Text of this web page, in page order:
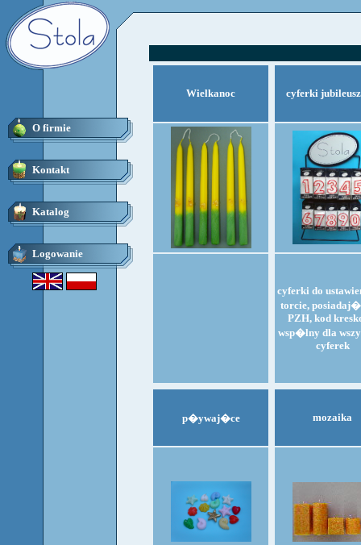
O firmie
Kontakt
Katalog
Logowanie
Wielkanoc cyferki
cyferki do
torcie, posiadaj�
PZH, kod
wsp�lny dla
cyferek
p�ywaj�ce mozaika